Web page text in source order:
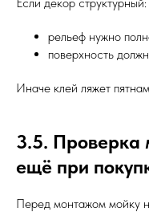
рельеф нужно
поверхность
Иначе клей ляжет
3.5. Проверка
ещё при
Перед монтажом мойку